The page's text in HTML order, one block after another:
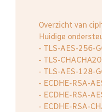
Overzicht van
Huidige
- TLS-AES-256-
- TLS-
- TLS-AES-128-
- ECDHE-RSA-
- ECDHE-RSA-
- ECDHE-RSA-